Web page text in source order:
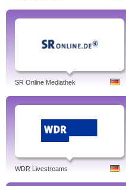
SR Online Mediathek
WDR Livestreams